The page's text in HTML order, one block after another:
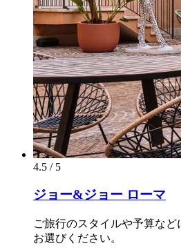
4.5 / 5
ジョー&ジョー ローマ
ご旅行のスタイルや予算な
お選びください。